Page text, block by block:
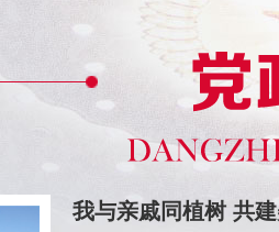
我与亲戚同植树 共